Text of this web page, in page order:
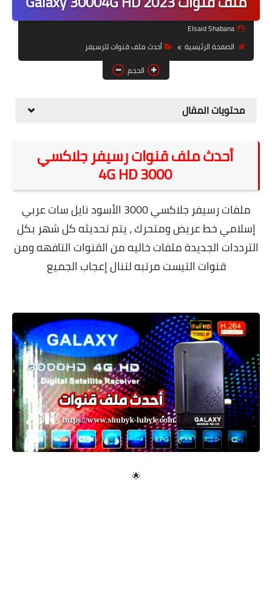
برامج وتطبيقات
تحديث الرسيفرات
قصة وعبرة
حماية
أخبار وتكنولوجيا
أدوات كهربائية
قوالب وشروحات بلوجر
معلومات عامة
Elsaid Shabana
الصفحة الرئيسية
أحدث ملف قنوات للرسيفر
الحجم
محتويات المقال
أحدث ملف قنوات رسيفر جلاكسي
3000 4G HD
ملفات رسيفر جلاكسي 3000 الأسود نايل سات عربي
إسلامي خط عريض ومتحرك ، يتم تحديثه كل شهر بكل
الترددات الجديدة ملفات خاليه من القنوات التافهه ومن
قنوات التيست مرتبه لتنال إعجاب الجميع
🌟